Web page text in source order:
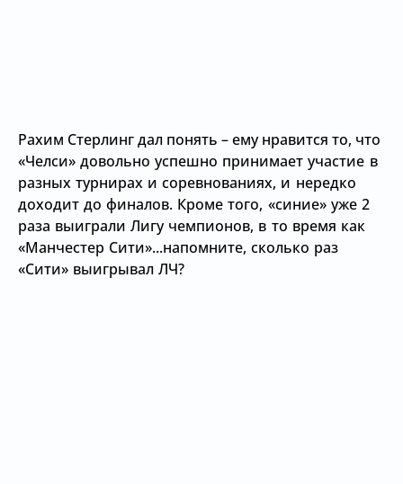
Рахим Стерлинг дал понять – ему нравится то, что
«Челси» довольно успешно принимает участие в
разных турнирах и соревнованиях, и нередко
доходит до финалов. Кроме того, «синие» уже 2
раза выиграли Лигу чемпионов, в то время как
«Манчестер Сити»...напомните, сколько раз
«Сити» выигрывал ЛЧ?